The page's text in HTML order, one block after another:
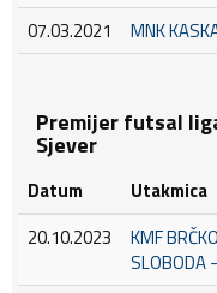
07.03.2021
MNK
Premijer futsal
Sjever
Datum Utakmica
20.10.2023
KMF
SLOBODA